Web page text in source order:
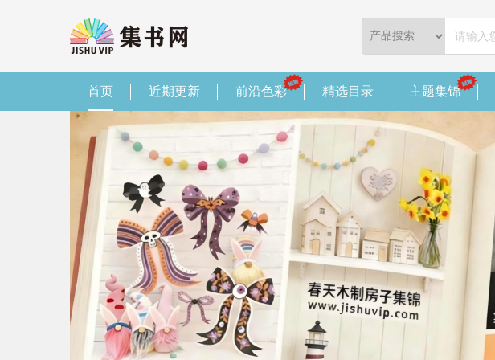
首页 近期更新 前沿色彩 精选目录 主题集锦